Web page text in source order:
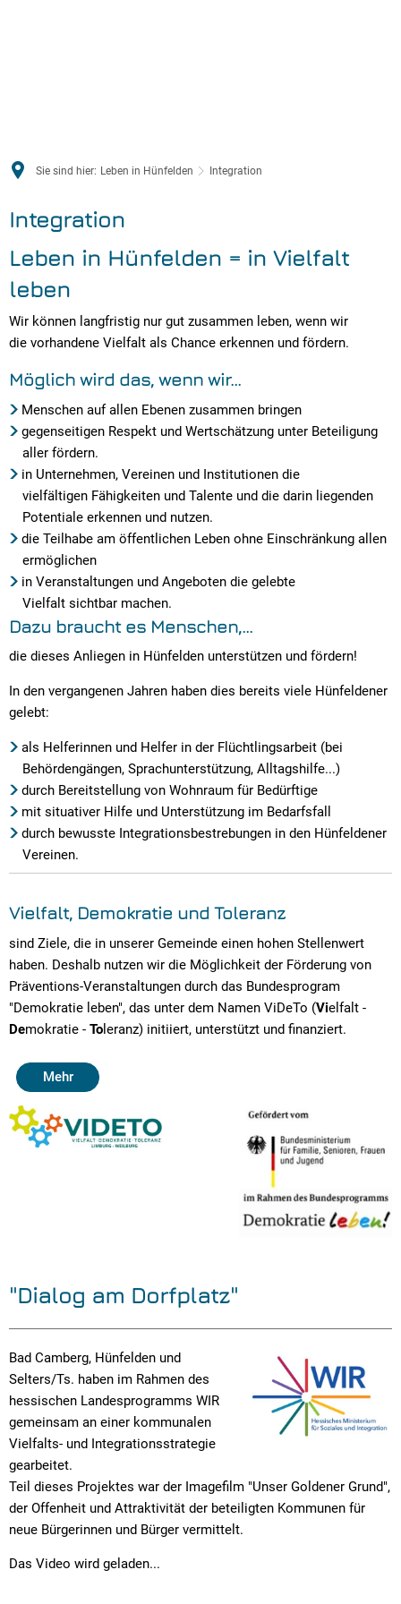
Sie sind hier: Leben in Hünfelden Integration
Integration
Leben in Hünfelden = in Vielfalt
leben
Wir können langfristig nur gut zusammen leben, wenn wir
die vorhandene Vielfalt als Chance erkennen und fördern.
Möglich wird das, wenn wir...
Menschen auf allen Ebenen zusammen bringen
gegenseitigen Respekt und Wertschätzung unter Beteiligung
aller fördern.
in Unternehmen, Vereinen und Institutionen die
vielfältigen Fähigkeiten und Talente und die darin liegenden
Potentiale erkennen und nutzen.
die Teilhabe am öffentlichen Leben ohne Einschränkung allen
ermöglichen
in Veranstaltungen und Angeboten die gelebte
Vielfalt sichtbar machen.
Dazu braucht es Menschen,...
die dieses Anliegen in Hünfelden unterstützen und fördern!
In den vergangenen Jahren haben dies bereits viele Hünfeldener
gelebt:
als Helferinnen und Helfer in der Flüchtlingsarbeit (bei
Behördengängen, Sprachunterstützung, Alltagshilfe...)
durch Bereitstellung von Wohnraum für Bedürftige
mit situativer Hilfe und Unterstützung im Bedarfsfall
durch bewusste Integrationsbestrebungen in den Hünfeldener
Vereinen.
Vielfalt, Demokratie und Toleranz
sind Ziele, die in unserer Gemeinde einen hohen Stellenwert
haben. Deshalb nutzen wir die Möglichkeit der Förderung von
Präventions-Veranstaltungen durch das Bundesprogram
"Demokratie leben", das unter dem Namen ViDeTo (Vielfalt -
Demokratie - To leranz) initiiert, unterstützt und finanziert.
Mehr
"Dialog am Dorfplatz"
Bad Camberg, Hünfelden und
Selters/Ts. haben im Rahmen des
hessischen Landesprogramms WIR
gemeinsam an einer kommunalen
Vielfalts- und Integrationsstrategie
gearbeitet.
Teil dieses Projektes war der Imagefilm "Unser Goldener Grund",
der Offenheit und Attraktivität der beteiligten Kommunen für
neue Bürgerinnen und Bürger vermittelt.
Das Video wird geladen...